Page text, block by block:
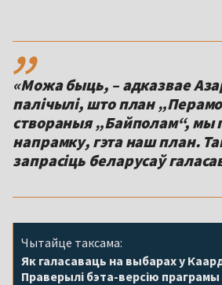
,,
«Можа быць, – адказвае
палічылі, што план
створаныя „Байполам“, мы
напрамку, гэта наш план.
запрасіць беларусаў
Чытайце таксама:
Як галасаваць на выбарах у
Праверылі бэта-версію праграмы